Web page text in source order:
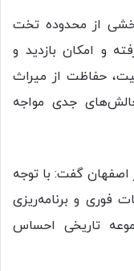
از محدوده تخت
و امکان بازدید و
حفاظت از میراث
جدی مواجه
اصفهان گفت: با توجه
فوری و برنامه‌ریزی
تاریخی احساس